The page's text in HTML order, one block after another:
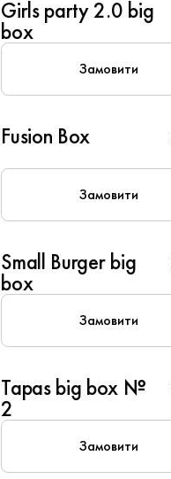
New
Girls party 2.0 big
box
Замовити
6
Fusion Box
Замовити
10
Small Burger big
box
Замовити
8
Tapas big box №
2
Замовити
6